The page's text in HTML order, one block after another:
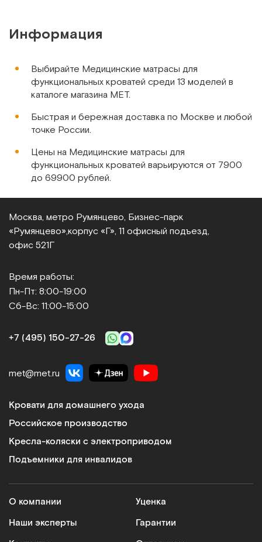
Сравнить
MET СТАНДАРТ
Матрас для Largo 140см
Под заказАрт.20624
Сообщить о поступлении
Матрас пятисекционный для кровати YG-6
Арт. 9860
Сравнить
МЕТ ММ-200
Матрас медицинский односекционный для кроватей с
Информация
Выбирайте Медицинские матрасы для
функциональных кроватей среди 13 моделей в
каталоге магазина МЕТ.
Быстрая и бережная доставка по Москве и любой
точке России.
Цены на Медицинские матрасы для
функциональных кроватей варьируются от 7900
до 69900 рублей.
Москва, метро Румянцево, Бизнес‑парк
«Румянцево», корпус «Г», 11 офисный подъезд,
офис 521Г
Время работы:
Пн-Пт: 8:00-19:00
Сб-Вс: 11:00-15:00
+7 (495) 150‑27‑26
met@met.ru
Кровати для домашнего ухода
Российское производство
Кресла-коляски с электроприводом
Подъемники для инвалидов
О компании
Наши эксперты
Уценка
Гарантии